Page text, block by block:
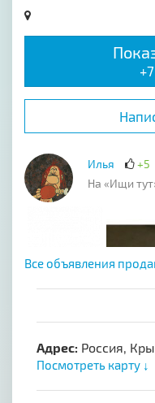
Илья
+5
На «Ищи
Все объявления
Адрес: Россия,
Посмотреть карту ↓